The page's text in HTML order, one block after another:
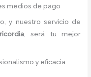
medios de pago
y nuestro servicio de
, será tu mejor
y eficacia.